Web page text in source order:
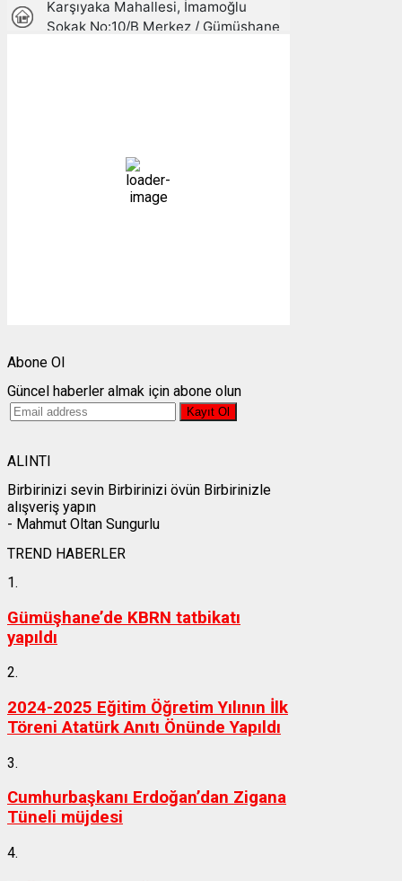
39 %
1010 mb
Abone Ol
Güncel haberler almak için abone olun
ALINTI
Birbirinizi sevin Birbirinizi övün Birbirinizle
alışveriş yapın
- Mahmut Oltan Sungurlu
TREND HABERLER
1.
Gümüşhane’de KBRN tatbikatı
yapıldı
2.
2024-2025 Eğitim Öğretim Yılının İlk
Töreni Atatürk Anıtı Önünde Yapıldı
3.
Cumhurbaşkanı Erdoğan’dan Zigana
Tüneli müjdesi
4.